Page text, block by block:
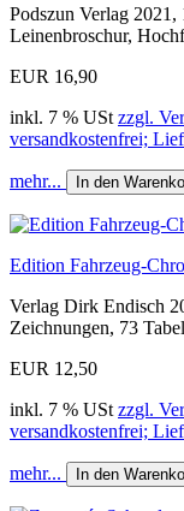
Podszun Verlag
Leinenbroschur,
EUR 16,90
inkl. 7 % USt zzgl.
versandkostenfrei;
mehr... In den
Edition Fahrzeug-
Verlag Dirk Endisch
Zeichnungen, 73
EUR 12,50
inkl. 7 % USt zzgl.
versandkostenfrei;
mehr... In den